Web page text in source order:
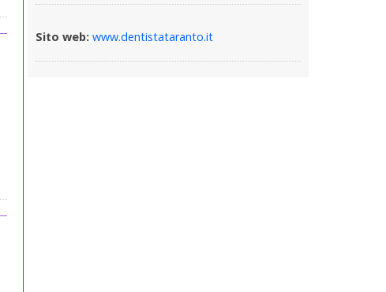
Sito web: www.dentistataranto.it